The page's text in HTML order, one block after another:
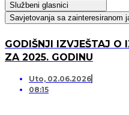
Službeni glasnici
GODIŠNJI IZVJEŠTAJ O
ZA 2025. GODINU
Uto, 02.06.2026
08:15